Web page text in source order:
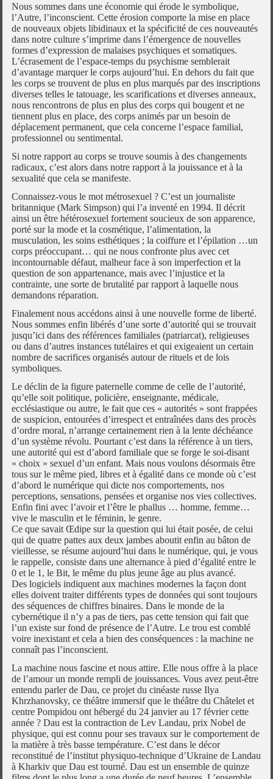
Nous sommes dans une économie qui érode le symbolique,
l’Autre, l’inconscient. Cette érosion comporte la mise en place
de nouveaux objets libidinaux et la spécificité de ces nouveautés
dans notre culture s’imprime dans l’émergence de nouvelles
formes d’expression de malaises psychiques et somatiques.
L’écrasement de l’espace-temps du psychisme semblerait
d’avantage marquer le corps aujourd’hui. En dehors du fait que
les corps se trouvent de plus en plus marqués par des inscriptions
diverses telles le tatouage, les scarifications et diverses anneaux,
nous rencontrons de plus en plus des corps qui bougent et ne
tiennent plus en place, des corps animés par un besoin de
déplacement permanent, que cela concerne l’espace familial,
professionnel ou sentimental.
Si notre rapport au corps se trouve soumis à des changements
radicaux, c’est alors dans notre rapport à la jouissance et à la
sexualité que cela se manifeste.
Connaissez-vous le mot métrosexuel ? C’est un journaliste
britannique (Mark Simpson) qui l’a inventé en 1994. Il décrit
ainsi un être hétérosexuel fortement soucieux de son apparence,
porté sur la mode et la cosmétique, l’alimentation, la
musculation, les soins esthétiques ; la coiffure et l’épilation …un
corps préoccupant… qui ne nous confronte plus avec cet
incontournable défaut, malheur face à son imperfection et la
question de son appartenance, mais avec l’injustice et la
contrainte, une sorte de brutalité par rapport à laquelle nous
demandons réparation.
Finalement nous accédons ainsi à une nouvelle forme de liberté.
Nous sommes enfin libérés d’une sorte d’autorité qui se trouvait
jusqu’ici dans des références familiales (patriarcat), religieuses
ou dans d’autres instances tutélaires et qui exigeaient un certain
nombre de sacrifices organisés autour de rituels et de lois
symboliques.
Le déclin de la figure paternelle comme de celle de l’autorité,
qu’elle soit politique, policière, enseignante, médicale,
ecclésiastique ou autre, le fait que ces « autorités » sont frappées
de suspicion, entourées d’irrespect et entraînées dans des procès
d’ordre moral, n’arrange certainement rien à la lente déchéance
d’un système révolu. Pourtant c’est dans la référence à un tiers,
une autorité qui est d’abord familiale que se forge le soi-disant
« choix » sexuel d’un enfant. Mais nous voulons désormais être
tous sur le même pied, libres et à égalité dans ce monde où c’est
d’abord le numérique qui dicte nos comportements, nos
perceptions, sensations, pensées et organise nos vies collectives.
Enfin fini avec l’avoir et l’être le phallus … homme, femme…
vive le masculin et le féminin, le genre.
Ce que savait Œdipe sur la question qui lui était posée, de celui
qui de quatre pattes aux deux jambes aboutit enfin au bâton de
vieillesse, se résume aujourd’hui dans le numérique, qui, je vous
le rappelle, consiste dans une alternance à pied d’égalité entre le
0 et le 1, le Bit, le même du plus jeune âge au plus avancé.
Des logiciels indiquent aux machines modernes la façon dont
elles doivent traiter différents types de données qui sont toujours
des séquences de chiffres binaires. Dans le monde de la
cybernétique il n’y a pas de tiers, pas cette tension qui fait que
l’un existe sur fond de présence de l’Autre. Le trou est comblé
voire inexistant et cela a bien des conséquences : la machine ne
connaît pas l’inconscient.
La machine nous fascine et nous attire. Elle nous offre à la place
de l’amour un monde rempli de jouissances. Vous avez peut-être
entendu parler de Dau, ce projet du cinéaste russe Ilya
Khrzhanovsky, ce théâtre immersif que le théâtre du Châtelet et
centre Pompidou ont hébergé du 24 janvier au 17 février cette
année ? Dau est la contraction de Lev Landau, prix Nobel de
physique, qui est connu pour ses travaux sur le comportement de
la matière à très basse température. C’est dans le décor
reconstitué de l’institut physiquo-technique d’Ukraine de Landau
à Kharkiv que Dau est tourné. Dau est un ensemble de quinze